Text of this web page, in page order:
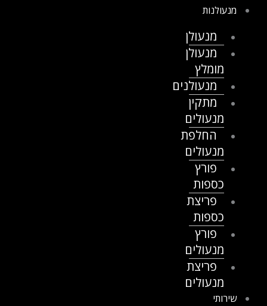
מנעולנות
מנעולן
מנעולן
מומלץ
מנעולנים
מתקין
מנעולים
החלפת
מנעולים
פורץ
כספות
פריצת
כספות
פורץ
מנעולים
פריצת
מנעולים
שירותי